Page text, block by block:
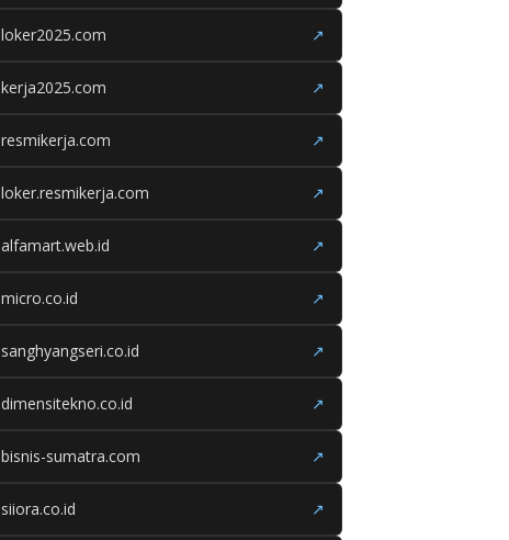
loker2025.com ↗
kerja2025.com ↗
resmikerja.com ↗
loker.resmikerja.com ↗
alfamart.web.id ↗
micro.co.id ↗
sanghyangseri.co.id ↗
dimensitekno.co.id ↗
bisnis-sumatra.com ↗
siiora.co.id ↗